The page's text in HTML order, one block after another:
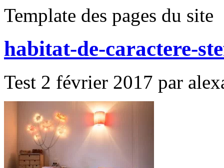
Template des pages du site
habitat-de-caractere-
Test 2 février 2017 par